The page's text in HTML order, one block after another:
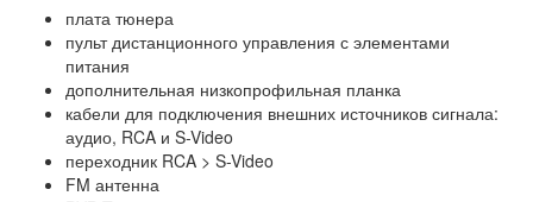
плата тюнера
пульт дистанционного управления с элементами
питания
дополнительная низкопрофильная планка
кабели для подключения внешних источников сигнала:
аудио, RCA и S-Video
переходник RCA > S-Video
FM антенна